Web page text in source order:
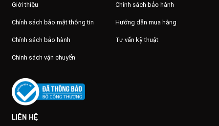
Giới thiệu
Chính sách bảo mật thông tin
Chính sách bảo hành
Chính sách vận chuyển
Chính sách bảo hành
Hướng dẫn mua hàng
Tư vấn kỹ thuật
LIÊN HỆ